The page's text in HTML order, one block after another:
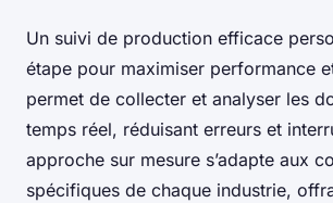
Un suivi de production efficace
étape pour maximiser performance
permet de collecter et analyser les
temps réel, réduisant erreurs et
approche sur mesure s’adapte aux
spécifiques de chaque industrie,